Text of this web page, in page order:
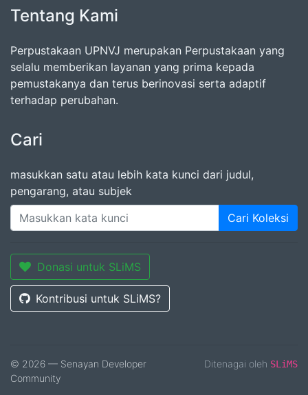
Tentang Kami
Perpustakaan UPNVJ merupakan Perpustakaan yang
selalu memberikan layanan yang prima kepada
pemustakanya dan terus berinovasi serta adaptif
terhadap perubahan.
Cari
masukkan satu atau lebih kata kunci dari judul,
pengarang, atau subjek
Cari Koleksi
Donasi untuk SLiMS
Kontribusi untuk SLiMS?
© 2026 — Senayan Developer
Community
Ditenagai oleh SLiMS